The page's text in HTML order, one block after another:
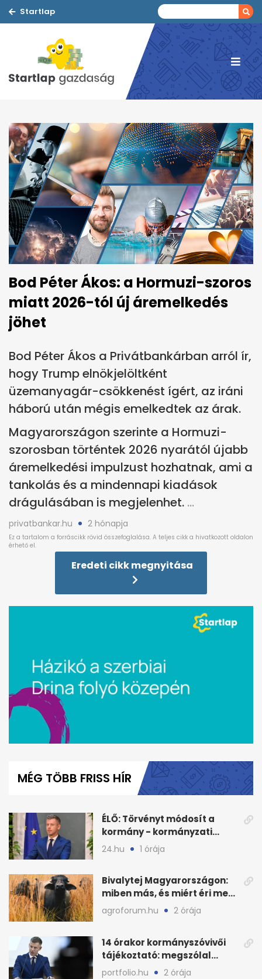
Startlap
Bod Péter Ákos: a Hormuzi-szoros
miatt 2026-tól új áremelkedés
jöhet
Bod Péter Ákos a Privátbankárban arról ír,
hogy Trump elnökjelöltként
üzemanyagár-csökkenést ígért, az iráni
háború után mégis emelkedtek az árak.
Magyarországon szerinte a Hormuzi-
szorosban történtek 2026 nyarától újabb
áremelkedési impulzust hozhatnak, ami a
tankolás és a mindennapi kiadások
drágulásában is megjelenhet.
privatbankar.hu 2 hónapja
Eredeti cikk megnyitása
minute,
MÉG TÖBB FRISS HÍR
ÉLŐ: Törvényt módosít a
kormány - kormányzati
tájékoztató az energiakrízis
24.hu 1 órája
Bivalytej Magyarországon:
miben más, és miért éri meg
feldolgozni?
agroforum.hu 2 órája
14 órakor kormányszóvivői
tájékoztató: megszólal
Magyar Péter is
portfolio.hu 2 órája